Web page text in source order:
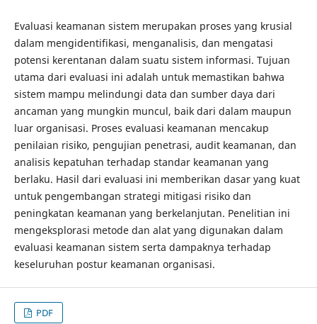
Evaluasi keamanan sistem merupakan proses yang krusial
dalam mengidentifikasi, menganalisis, dan mengatasi
potensi kerentanan dalam suatu sistem informasi. Tujuan
utama dari evaluasi ini adalah untuk memastikan bahwa
sistem mampu melindungi data dan sumber daya dari
ancaman yang mungkin muncul, baik dari dalam maupun
luar organisasi. Proses evaluasi keamanan mencakup
penilaian risiko, pengujian penetrasi, audit keamanan, dan
analisis kepatuhan terhadap standar keamanan yang
berlaku. Hasil dari evaluasi ini memberikan dasar yang kuat
untuk pengembangan strategi mitigasi risiko dan
peningkatan keamanan yang berkelanjutan. Penelitian ini
mengeksplorasi metode dan alat yang digunakan dalam
evaluasi keamanan sistem serta dampaknya terhadap
keseluruhan postur keamanan organisasi.
PDF